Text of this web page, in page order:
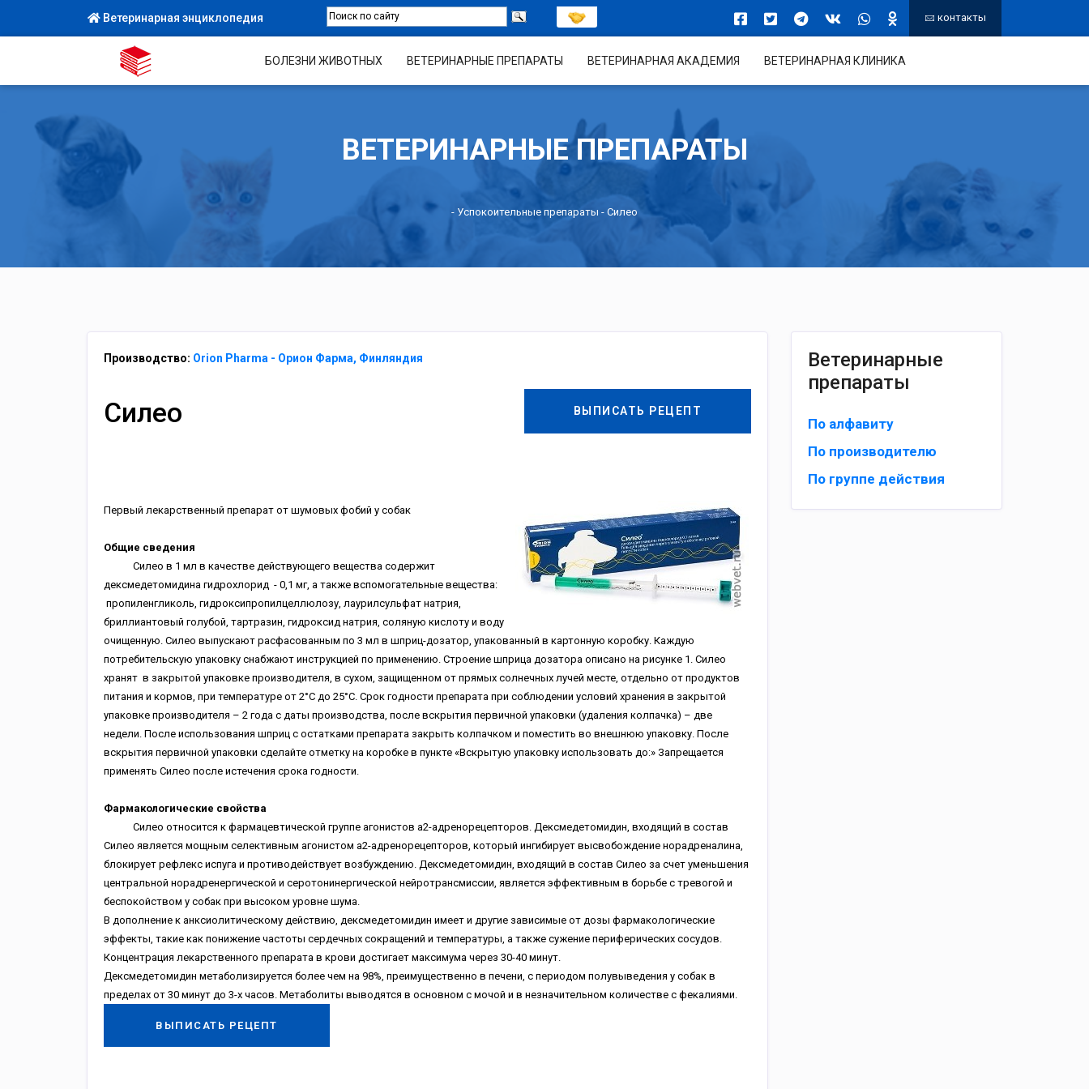
Ветеринарная энциклопедия контакты
БОЛЕЗНИ ЖИВОТНЫХ ВЕТЕРИНАРНЫЕ ПРЕПАРАТЫ ВЕТЕРИНАРНАЯ АКАДЕМИЯ ВЕТЕРИНАРНАЯ КЛИНИКА
ВЕТЕРИНАРНЫЕ ПРЕПАРАТЫ
- Успокоительные препараты - Силео
Ветеринарные
препараты
По алфавиту
По производителю
По группе действия
Производство: Orion Pharma - Орион Фарма, Финляндия
ВЫПИСАТЬ РЕЦЕПТ
Силео
Первый лекарственный препарат от шумовых фобий у собак
Общие сведения
Силео в 1 мл в качестве действующего вещества содержит
дексмедетомидина гидрохлорид - 0,1 мг, а также вспомогательные вещества:
пропиленгликоль, гидроксипропилцеллюлозу, лаурилсульфат натрия,
бриллиантовый голубой, тартразин, гидроксид натрия, соляную кислоту и воду
очищенную. Силео выпускают расфасованным по 3 мл в шприц-дозатор, упакованный в картонную коробку. Каждую
потребительскую упаковку снабжают инструкцией по применению. Строение шприца дозатора описано на рисунке 1. Силео
хранят в закрытой упаковке производителя, в сухом, защищенном от прямых солнечных лучей месте, отдельно от продуктов
питания и кормов, при температуре от 2°С до 25°С. Срок годности препарата при соблюдении условий хранения в закрытой
упаковке производителя – 2 года с даты производства, после вскрытия первичной упаковки (удаления колпачка) – две
недели. После использования шприц с остатками препарата закрыть колпачком и поместить во внешнюю упаковку. После
вскрытия первичной упаковки сделайте отметку на коробке в пункте «Вскрытую упаковку использовать до:» Запрещается
применять Силео после истечения срока годности.
Фармакологические свойства
Силео относится к фармацевтической группе агонистов a2-адренорецепторов. Дексмедетомидин, входящий в состав
Силео является мощным селективным агонистом a2-адренорецепторов, который ингибирует высвобождение норадреналина,
блокирует рефлекс испуга и противодействует возбуждению. Дексмедетомидин, входящий в состав Силео за счет уменьшения
центральной норадренергической и серотонинергической нейротрансмиссии, является эффективным в борьбе с тревогой и
беспокойством у собак при высоком уровне шума.
В дополнение к анксиолитическому действию, дексмедетомидин имеет и другие зависимые от дозы фармакологические
эффекты, такие как понижение частоты сердечных сокращений и температуры, а также сужение периферических сосудов.
Концентрация лекарственного препарата в крови достигает максимума через 30-40 минут.
Дексмедетомидин метаболизируется более чем на 98%, преимущественно в печени, с периодом полувыведения у собак в
пределах от 30 минут до 3-х часов. Метаболиты выводятся в основном с мочой и в незначительном количестве с фекалиями.
ВЫПИСАТЬ РЕЦЕПТ